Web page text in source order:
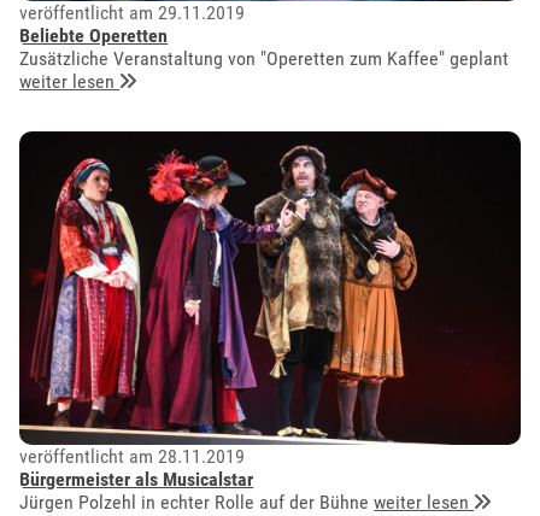
veröffentlicht am 29.11.2019
Beliebte Operetten
Zusätzliche Veranstaltung von "Operetten zum Kaffee" geplant
weiter lesen
veröffentlicht am 28.11.2019
Bürgermeister als Musicalstar
Jürgen Polzehl in echter Rolle auf der Bühneweiter lesen